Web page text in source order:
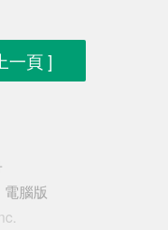
一頁 ]
電腦版